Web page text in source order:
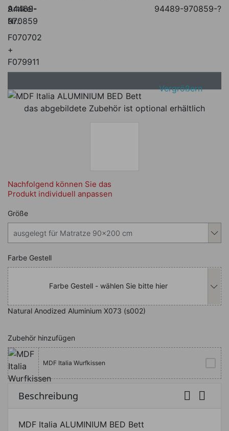
Artikel-
Nr.:
F070702
+
F079911
94489-
970859
94489-970859-?
Vergrößern
das abgebildete Zubehör ist optional erhältlich
Nachfolgend können Sie das
Produkt individuell anpassen
Nachfolgend können Sie das
Größe
Nachfolgend können Sie das
Farbe Gestell
Farbe Gestell - wählen Sie bitte hier
Natural Anodized Aluminium X073 (s002)
Zubehör hinzufügen
MDF Italia Wurfkissen
Beschreibung  
MDF Italia ALUMINIUM BED Bett